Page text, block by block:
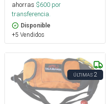
ahorras $600 por
transferencia.
Disponible
+5 Vendidos
ÚLTIMAS2